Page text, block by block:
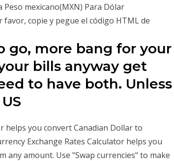
Peso mexicano(MXN) Para Dólar
favor, copie y pegue el código HTML de
go, more bang for your
bills anyway get
to have both. Unless
helps you convert Canadian Dollar to
Exchange Rates Calculator helps you
any amount. Use "Swap currencies" to make